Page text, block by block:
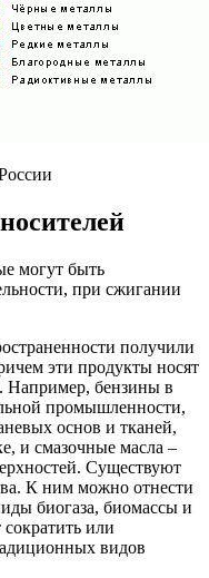
могут быть
при сжигании
получили
эти продукты носят
Например, бензины в
промышленности,
основ и тканей,
и смазочные масла –
Существуют
К ним можно отнести
биогаза, биомассы и
или
видов